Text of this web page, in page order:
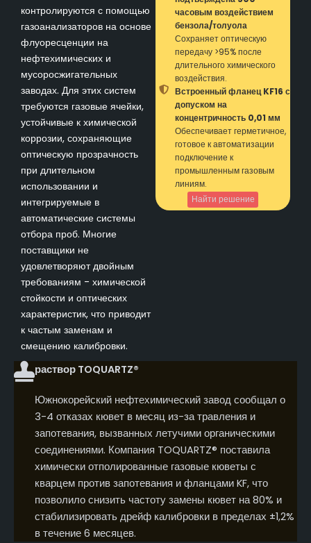
контролируются с помощью
газоанализаторов на основе
флуоресценции на
нефтехимических и
мусоросжигательных
заводах. Для этих систем
требуются газовые ячейки,
устойчивые к химической
коррозии, сохраняющие
оптическую прозрачность
при длительном
использовании и
интегрируемые в
автоматические системы
отбора проб. Многие
поставщики не
удовлетворяют двойным
требованиям - химической
стойкости и оптических
характеристик, что приводит
к частым заменам и
смещению калибровки.
часовым воздействием
бензола/толуола
Сохраняет оптическую
передачу >95% после
длительного химического
воздействия.
Встроенный фланец KF16 с
допуском на
концентричность 0,01 мм
Обеспечивает герметичное,
готовое к автоматизации
подключение к
промышленным газовым
линиям.
Найти решение
раствор TOQUARTZ®
Южнокорейский нефтехимический завод сообщал о
3-4 отказах кювет в месяц из-за травления и
запотевания, вызванных летучими органическими
соединениями. Компания TOQUARTZ® поставила
химически отполированные газовые кюветы с
кварцем против запотевания и фланцами KF, что
позволило снизить частоту замены кювет на 80% и
стабилизировать дрейф калибровки в пределах ±1,2%
в течение 6 месяцев.